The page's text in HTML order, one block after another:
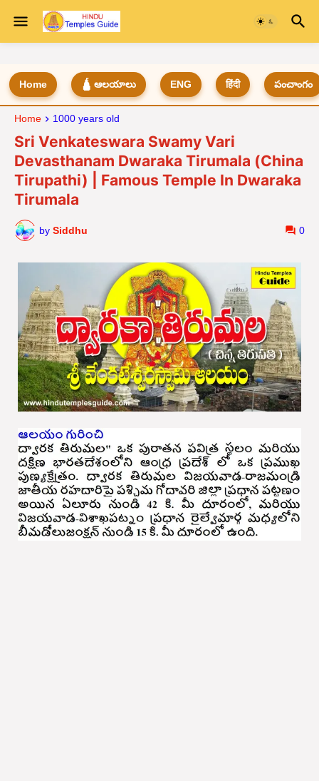
Home 🛕 ఆలయాలు ENG हिंदी పంచాంగం
Home 1000 years old
Sri Venkateswara Swamy Vari
Devasthanam Dwaraka Tirumala (China
Tirupathi) | Famous Temple In Dwaraka
Tirumala
by Siddhu 0